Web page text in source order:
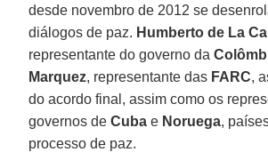
desde novembro de 2012 se
diálogos de paz. Humberto de La
representante do governo da
Marquez, representante das FARC,
do acordo final, assim como os
governos deCuba e Noruega,
processo de paz.